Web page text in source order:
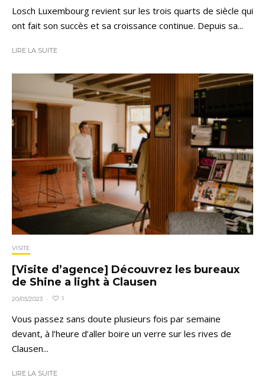
Losch Luxembourg revient sur les trois quarts de siècle qui
ont fait son succès et sa croissance continue. Depuis sa...
LIRE LA SUITE
VISITE
[Visite d’agence] Découvrez les bureaux
de Shine a light à Clausen
20/03/2023 · 1
Vous passez sans doute plusieurs fois par semaine
devant, à l’heure d’aller boire un verre sur les rives de
Clausen...
LIRE LA SUITE